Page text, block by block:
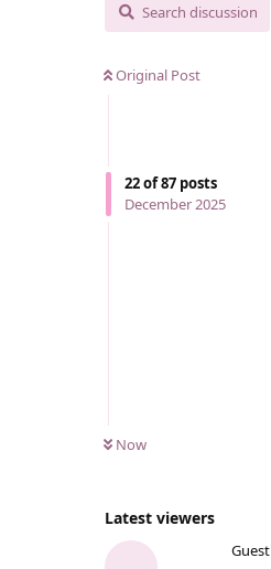
Search discussion
Original Post
22of87 posts
December 2025
Now
Latest viewers
Guest